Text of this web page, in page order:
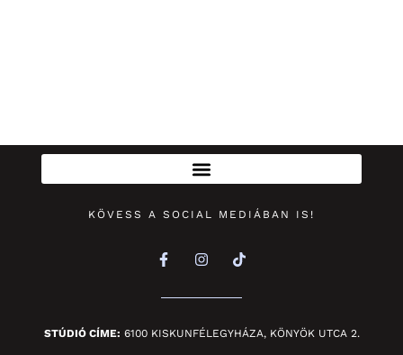
KÖVESS A SOCIAL MEDIÁBAN IS!
STÚDIÓ CÍME: 6100 KISKUNFÉLEGYHÁZA, KÖNYÖK UTCA 2.